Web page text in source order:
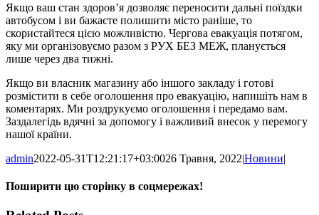
Якщо ваш стан здоров’я дозволяє переносити дальні поїздки
автобусом і ви бажаєте полишити місто раніше, то
скористайтеся цією можливістю. Чергова евакуація потягом,
яку ми організовуємо разом з РУХ БЕЗ МЕЖ, планується
лише через два тижні.
Якщо ви власник магазину або іншого закладу і готові
розмістити в себе оголошення про евакуацію, напишіть нам в
коментарях. Ми роздрукуємо оголошення і передамо вам.
Заздалегідь вдячні за допомогу і важливий внесок у перемогу
нашої країни.
admin2022-05-31T12:21:17+03:0026 Травня, 2022|Новини|
Поширити цю сторінку в соцмережах!